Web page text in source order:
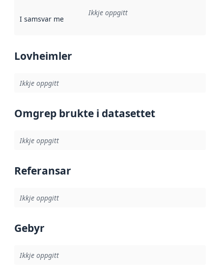
I samsvar med Referanse til ei implementeringsregel eller
Ikkje oppgitt
Lovheimler
Ikkje oppgitt
Omgrep brukte i datasettet
Ikkje oppgitt
Referansar
Ikkje oppgitt
Gebyr
Ikkje oppgitt